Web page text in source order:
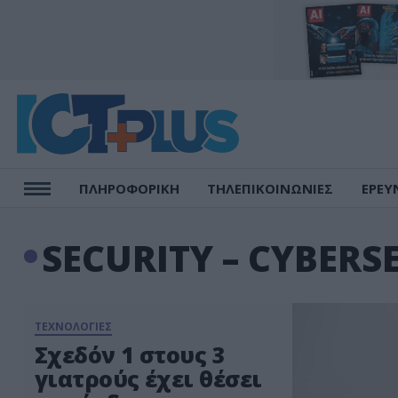
ΠΛΗΡΟΦΟΡΙΚΗ ΤΗΛΕΠΙΚΟΙΝΩΝΙΕΣ
SECURITY –
ΤΕΧΝΟΛΟΓΙΕΣ
Σχεδόν 1 στους 3
γιατρούς έχει θέσει